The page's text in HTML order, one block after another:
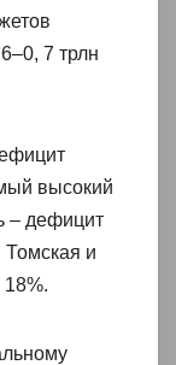
7 трлн
высокий
– дефицит
Томская и
18%.